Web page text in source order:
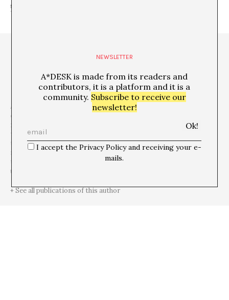
A*DESK is a
critical platform focused on publishing, training,
experimentation, communication and dissemination in
relation to contemporary culture and art
, which is defined by
transversality
that is where we come from and this awareness allows us to go
much further, to incorporate other disciplines and forms of
thought in order debate issues that are relevant and urgent for
understanding our present.
+ See all publications of this author
NEWSLETTER
A*DESK is made from its readers and
contributors, it is a platform and it is a
community. Subscribe to receive our
newsletter!
I accept the Privacy Policy and receiving your e-
mails.